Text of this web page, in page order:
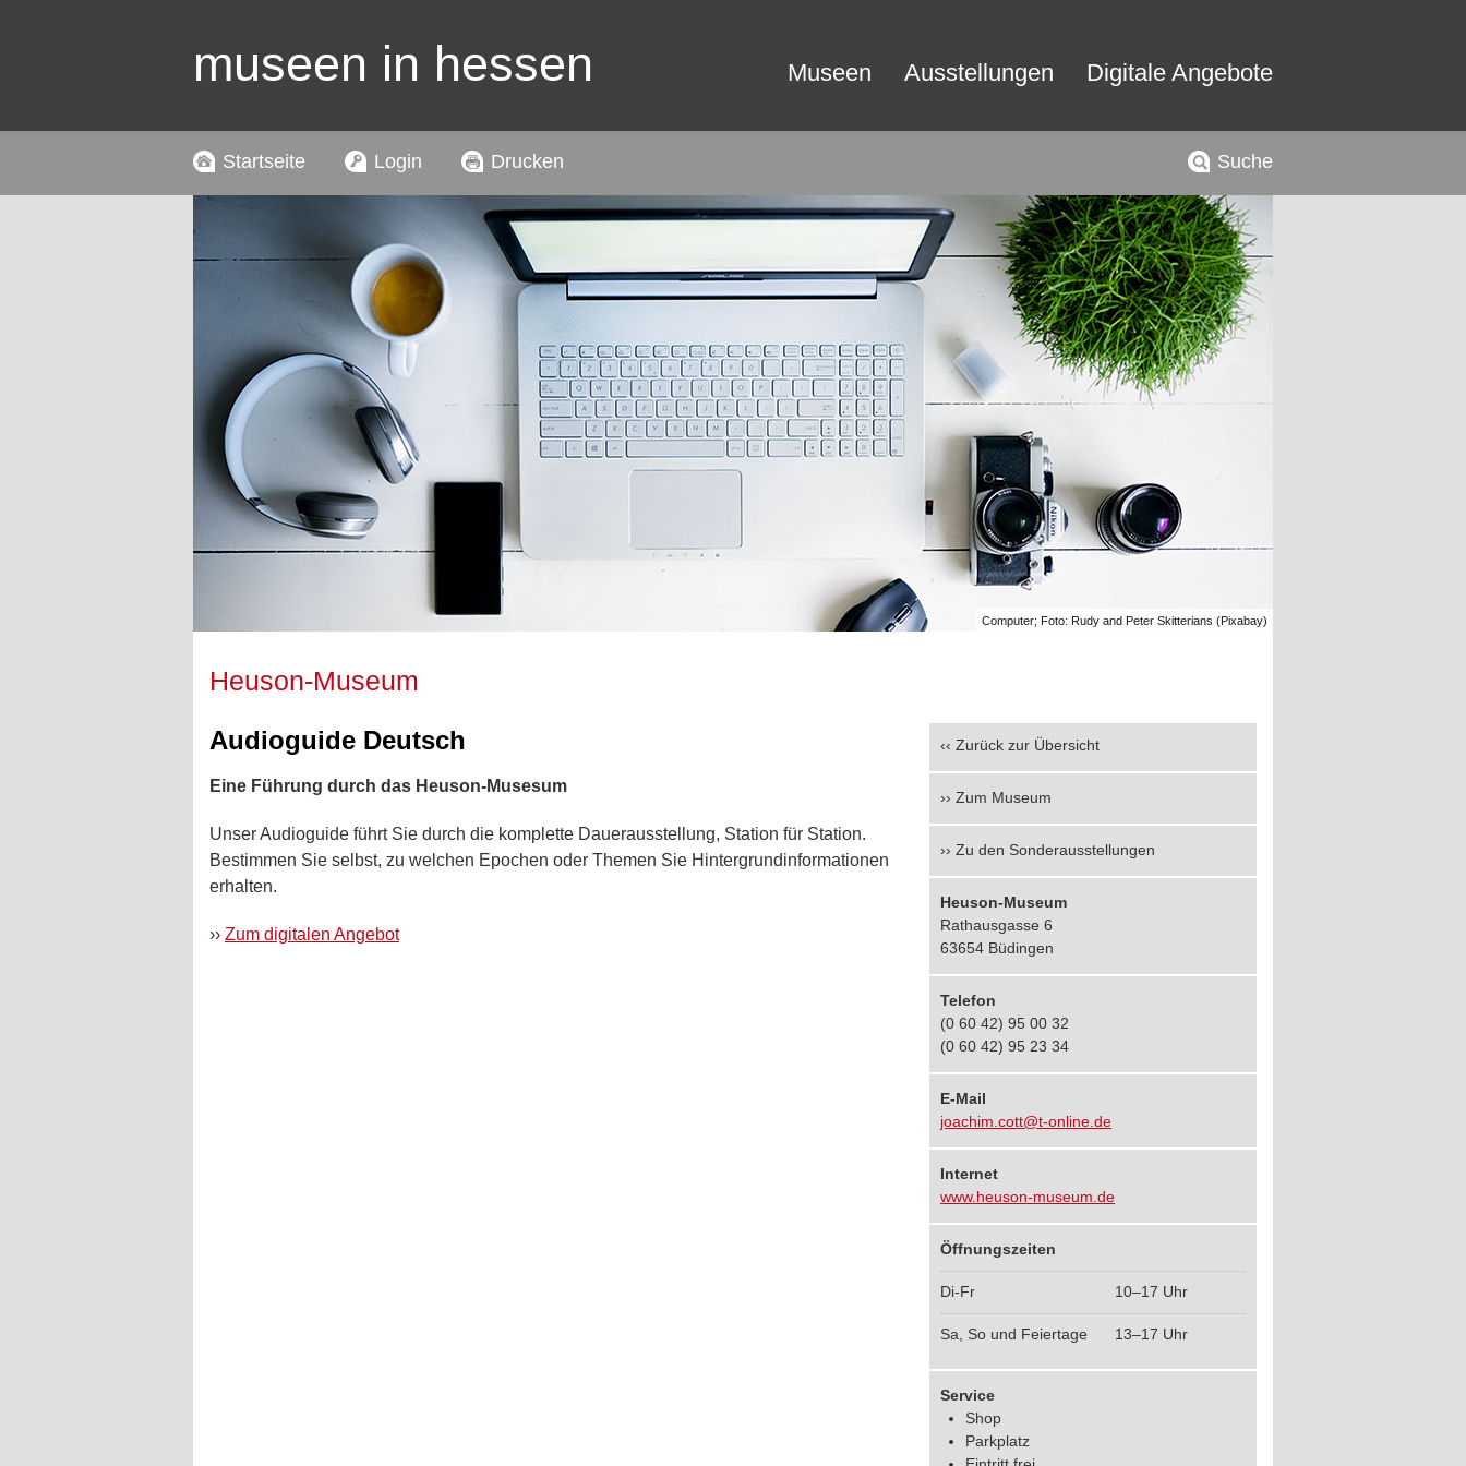
museen in hessen Museen Ausstellungen Digitale Angebote
Startseite Login Drucken Suche
Computer; Foto: Rudy and Peter Skitterians (Pixabay)
Heuson-Museum
Audioguide Deutsch
Eine Führung durch das Heuson-Musesum
Unser Audioguide führt Sie durch die komplette Dauerausstellung, Station für Station.
Bestimmen Sie selbst, zu welchen Epochen oder Themen Sie Hintergrundinformationen
erhalten.
›› Zum digitalen Angebot
‹‹ Zurück zur Übersicht
›› Zum Museum
›› Zu den Sonderausstellungen
Heuson-Museum
Rathausgasse 6
63654 Büdingen
Telefon
(0 60 42) 95 00 32
(0 60 42) 95 23 34
E-Mail
joachim.cott@t-online.de
Internet
www.heuson-museum.de
Öffnungszeiten
Di-Fr 10–17 Uhr
Sa, So und Feiertage 13–17 Uhr
Service
Shop
Parkplatz